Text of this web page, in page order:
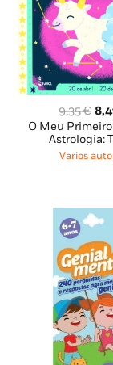
9,35€ O
O Meu
Astrologia:
Varios